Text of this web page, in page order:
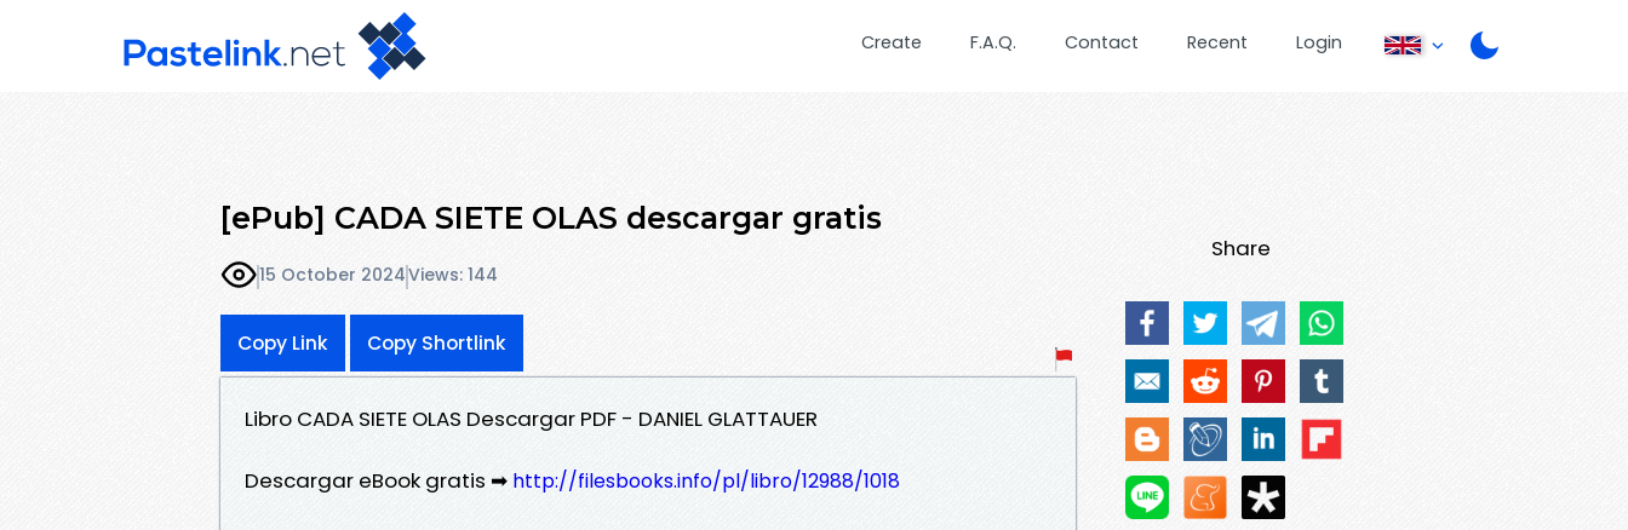
Create F.A.Q. Contact Recent Login
[ePub] CADA SIETE OLAS descargar gratis
15 October 2024Views: 144
Copy Link Copy Shortlink
Libro CADA SIETE OLAS Descargar PDF - DANIEL GLATTAUER
Descargar eBook gratis ➡ http://filesbooks.info/pl/libro/12988/1018
Share